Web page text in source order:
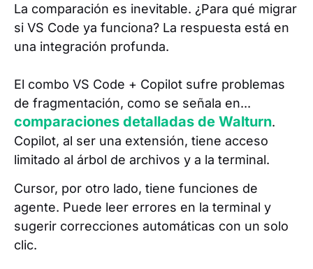
La comparación es inevitable. ¿Para qué migrar
si VS Code ya funciona? La respuesta está en
una integración profunda.
El combo VS Code + Copilot sufre problemas
de fragmentación, como se señala en...
comparaciones detalladas de Walturn.
Copilot, al ser una extensión, tiene acceso
limitado al árbol de archivos y a la terminal.
Cursor, por otro lado, tiene funciones de
agente. Puede leer errores en la terminal y
sugerir correcciones automáticas con un solo
clic.